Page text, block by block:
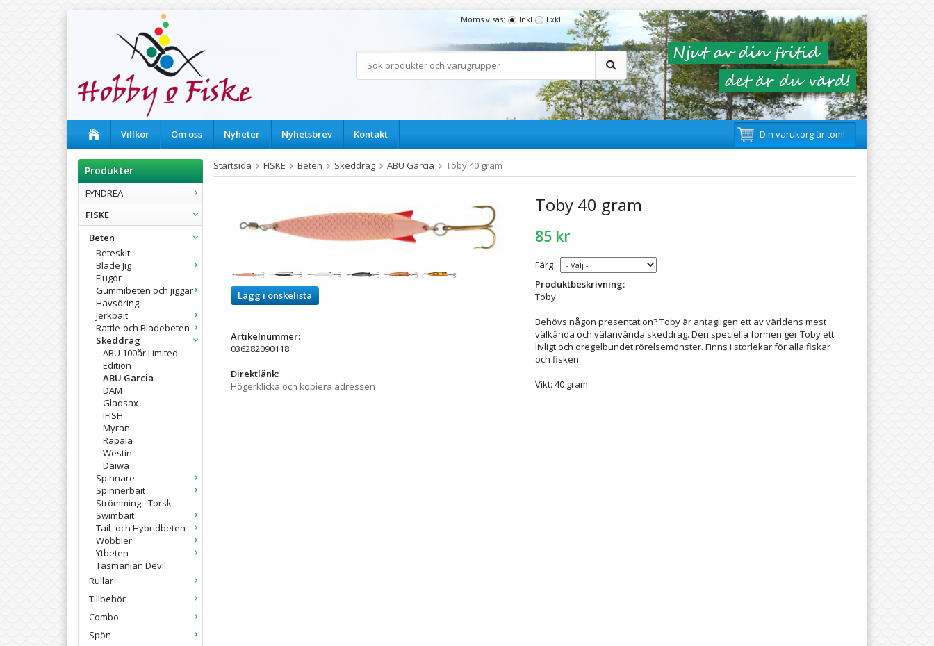
Moms visas: Inkl Exkl
Villkor Om oss Nyheter Nyhetsbrev Kontakt Din varukorg är tom!
Produkter
FYNDREA
FISKE
Beten
Beteskit
Blade Jig
Flugor
Gummibeten och jiggar
Havsöring
Jerkbait
Rattle-och Bladebeten
Skeddrag
ABU 100år Limited
Edition
ABU Garcia
DAM
Gladsax
IFISH
Myran
Rapala
Westin
Daiwa
Spinnare
Spinnerbait
Strömming - Torsk
Swimbait
Tail- och Hybridbeten
Wobbler
Ytbeten
Tasmanian Devil
Rullar
Tillbehör
Combo
Spön
Startsida FISKE Beten Skeddrag ABU Garcia Toby 40 gram
Toby 40 gram
85 kr
Färg
Produktbeskrivning:
Toby
Behövs någon presentation? Toby är antagligen ett av världens mest
välkända och välanvända skeddrag. Den speciella formen ger Toby ett
livligt och oregelbundet rörelsemönster. Finns i storlekar för alla fiskar
och fisken.
Vikt: 40 gram
Lägg i önskelista
Artikelnummer:
036282090118
Direktlänk:
Högerklicka och kopiera adressen